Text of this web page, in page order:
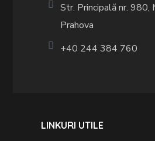
Str. Principală nr. 980,
Prahova
+40 244 384 760
LINKURI UTILE